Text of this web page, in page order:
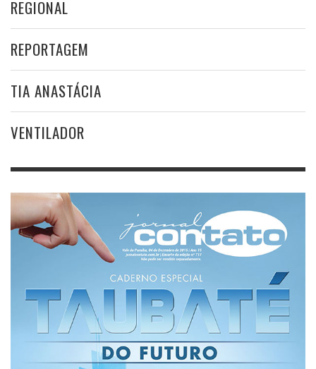
REGIONAL
REPORTAGEM
TIA ANASTÁCIA
VENTILADOR